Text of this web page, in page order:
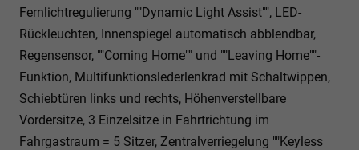
Fernlichtregulierung ""Dynamic Light Assist"", LED-
Rückleuchten, Innenspiegel automatisch abblendbar,
Regensensor, ""Coming Home"" und ""Leaving Home""-
Funktion, Multifunktionslederlenkrad mit Schaltwippen,
Schiebtüren links und rechts, Höhenverstellbare
Vordersitze, 3 Einzelsitze in Fahrtrichtung im
Fahrgastraum = 5 Sitzer, Zentralverriegelung ""Keyless